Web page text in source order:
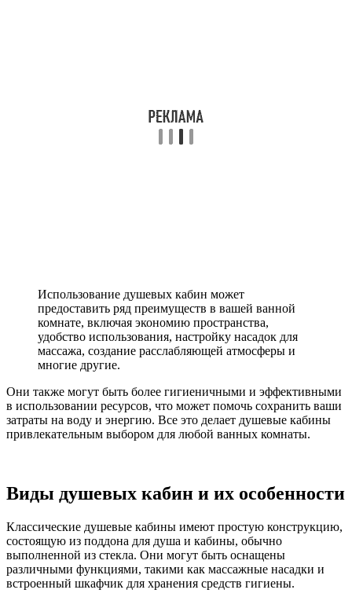
Использование душевых кабин может
предоставить ряд преимуществ в вашей ванной
комнате, включая экономию пространства,
удобство использования, настройку насадок для
массажа, создание расслабляющей атмосферы и
многие другие.
Они также могут быть более гигиеничными и эффективными
в использовании ресурсов, что может помочь сохранить ваши
затраты на воду и энергию. Все это делает душевые кабины
привлекательным выбором для любой ванных комнаты.
Виды душевых кабин и их особенности
Классические душевые кабины имеют простую конструкцию,
состоящую из поддона для душа и кабины, обычно
выполненной из стекла. Они могут быть оснащены
различными функциями, такими как массажные насадки и
встроенный шкафчик для хранения средств гигиены.